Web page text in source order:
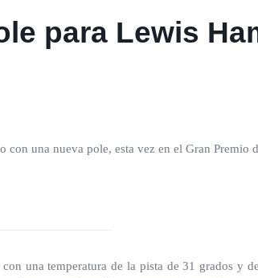
para Lewis
una nueva pole, esta vez en el Gran
una temperatura de la pista de 31 grados y